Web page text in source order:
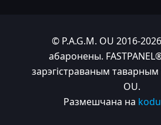
© P.A.G.M. OU 2016-
абаронены.
зарэгістраваным таварным
OU.
Размешчана на